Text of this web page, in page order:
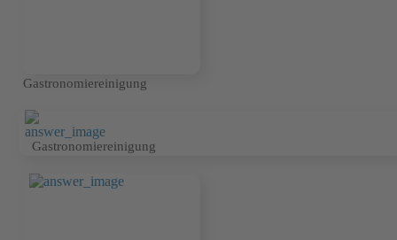
Gastronomiereinigung
Gastronomiereinigung